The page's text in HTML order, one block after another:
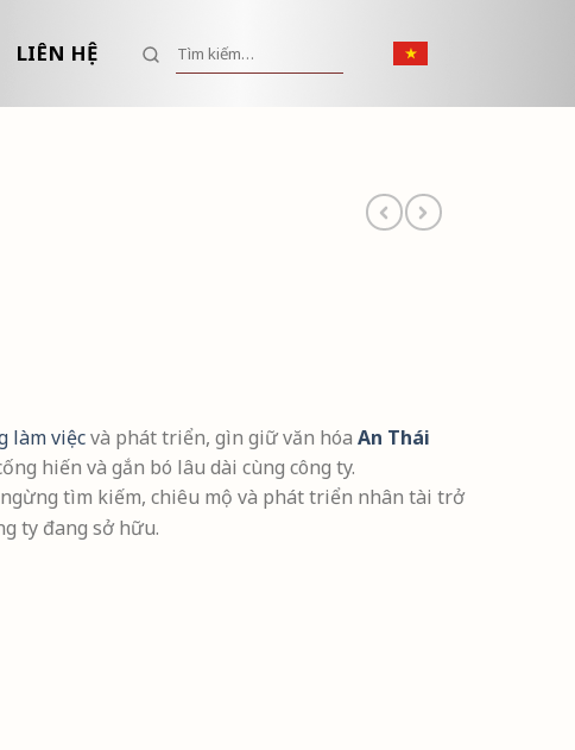
LIÊN HỆ Tìm kiếm:
làm việcvà phát triển, gìn giữ văn hóa An Thái
hiến và gắn bó lâu dài cùng công ty.
tìm kiếm, chiêu mộ và phát triển nhân tài trở
ty đang sở hữu.